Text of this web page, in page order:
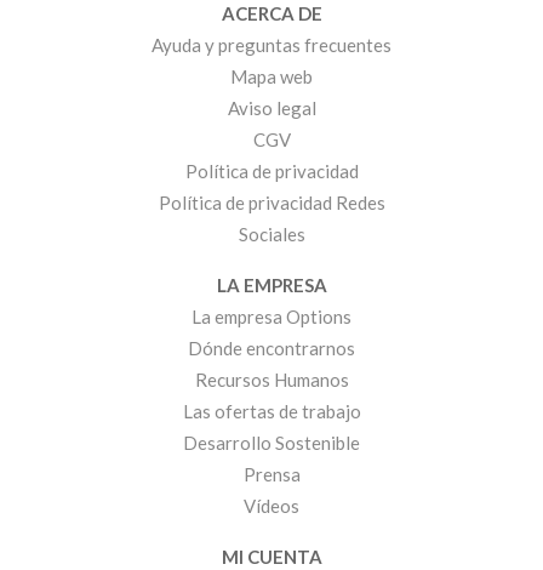
ACERCA DE
Ayuda y preguntas frecuentes
Mapa web
Aviso legal
CGV
Política de privacidad
Política de privacidad Redes
Sociales
LA EMPRESA
La empresa Options
Dónde encontrarnos
Recursos Humanos
Las ofertas de trabajo
Desarrollo Sostenible
Prensa
Vídeos
MI CUENTA